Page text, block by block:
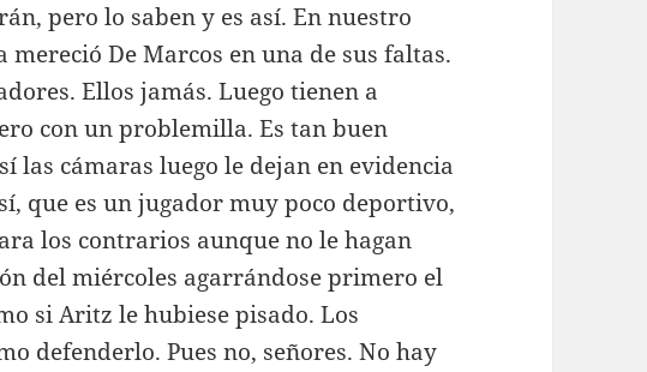
pero lo saben y es así. En nuestro
mereció De Marcos en una de sus faltas.
Ellos jamás. Luego tienen a
con un problemilla. Es tan buen
las cámaras luego le dejan en evidencia
que es un jugador muy poco deportivo,
los contrarios aunque no le hagan
del miércoles agarrándose primero el
si Aritz le hubiese pisado. Los
defenderlo. Pues no, señores. No hay